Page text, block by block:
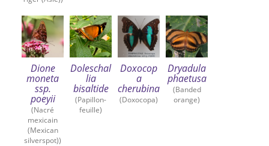
Dione
moneta
ssp.
poeyii
(Nacré
mexicain
(Mexican
silverspot))
Doleschal
lia
bisaltide
(Papillon-
feuille)
Doxocop
a
cherubina
(Doxocopa)
Dryadula
phaetusa
(Banded
orange)